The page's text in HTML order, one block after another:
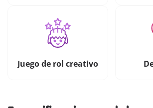
Juego de rol creativo